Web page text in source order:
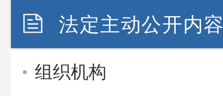
法定主动公开内
组织机构